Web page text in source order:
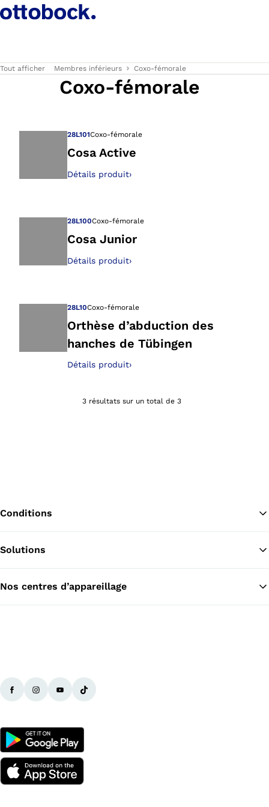
Tout afficher Membres inférieurs Coxo-fémorale
Coxo-fémorale
28L101Coxo-fémorale
Cosa Active
Détails produit›
28L100Coxo-fémorale
Cosa Junior
Détails produit›
Ouvre l’image
28L10Coxo-fémorale
Orthèse d’abduction des
hanches de Tübingen
Détails produit›
3 résultats sur un total de 3
Conditions
Solutions
Nos centres d’appareillage